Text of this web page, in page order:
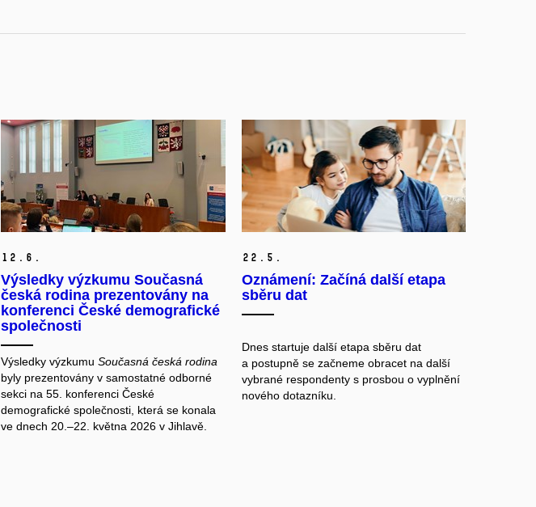
12. 6.
Výsledky výzkumu Současná
česká rodina prezentovány na
konferenci České demografické
společnosti
Výsledky výzkumu Současná česká rodina
byly prezentovány v samostatné odborné
sekci na 55. konferenci České
demografické společnosti, která se konala
ve dnech 20.–22. května 2026 v Jihlavě.
22. 5.
Oznámení: Začíná další etapa
sběru dat
Dnes startuje další etapa sběru dat
a postupně se začneme obracet na další
vybrané respondenty s prosbou o vyplnění
nového dotazníku.